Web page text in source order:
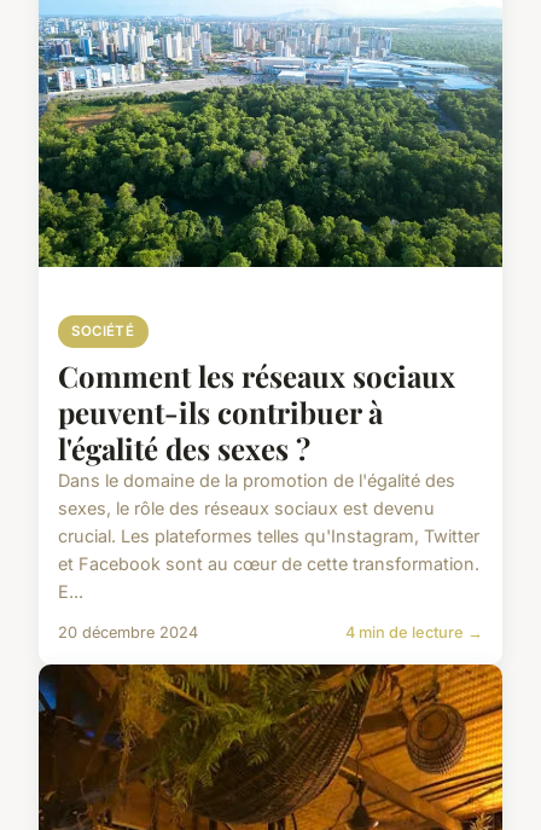
SOCIÉTÉ
Comment les réseaux sociaux
peuvent-ils contribuer à
l'égalité des sexes ?
Dans le domaine de la promotion de l'égalité des
sexes, le rôle des réseaux sociaux est devenu
crucial. Les plateformes telles qu'Instagram, Twitter
et Facebook sont au cœur de cette transformation.
E...
20 décembre 2024 4 min de lecture →